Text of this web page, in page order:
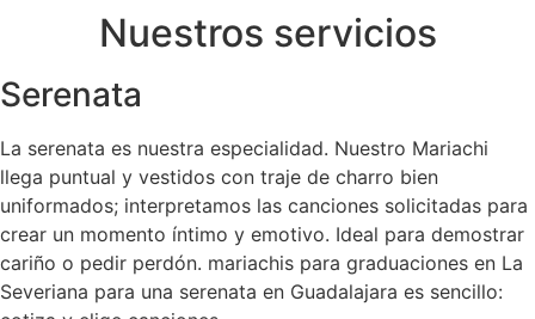
Nuestros servicios
Serenata
La serenata es nuestra especialidad. Nuestro Mariachi
llega puntual y vestidos con traje de charro bien
uniformados; interpretamos las canciones solicitadas para
crear un momento íntimo y emotivo. Ideal para demostrar
cariño o pedir perdón. mariachis para graduaciones en La
Severiana para una serenata en Guadalajara es sencillo: